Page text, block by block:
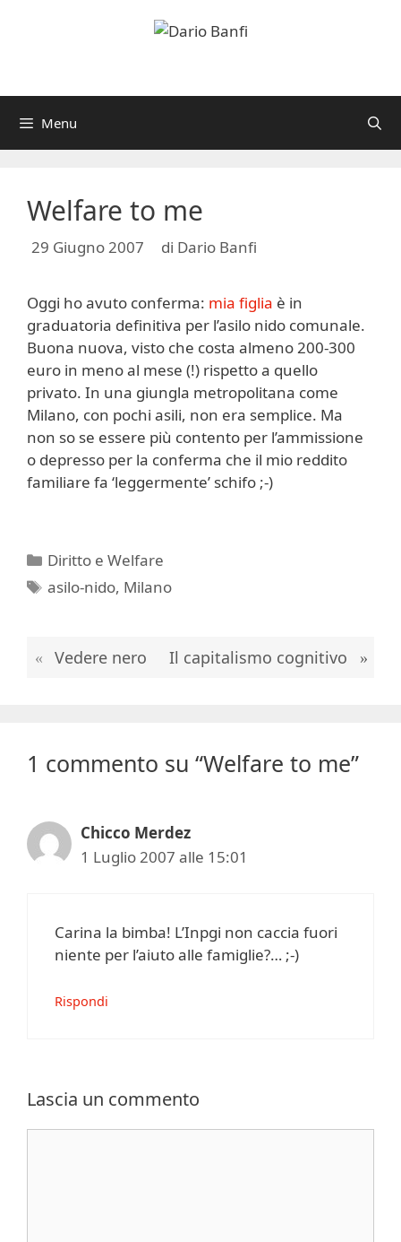
Menu
Welfare to me
29 Giugno 2007 di Dario Banfi
Oggi ho avuto conferma: mia figlia è in
graduatoria definitiva per l’asilo nido comunale.
Buona nuova, visto che costa almeno 200-300
euro in meno al mese (!) rispetto a quello
privato. In una giungla metropolitana come
Milano, con pochi asili, non era semplice. Ma
non so se essere più contento per l’ammissione
o depresso per la conferma che il mio reddito
familiare fa ‘leggermente’ schifo ;-)
Categorie
Diritto e Welfare
Tag
asilo-nido, Milano
Il capitalismo cognitivo
Vedere nero
1 commento su “Welfare to me”
Chicco Merdez
1 Luglio 2007 alle 15:01
Carina la bimba! L’Inpgi non caccia fuori
niente per l’aiuto alle famiglie?… ;-)
Rispondi
Lascia un commento